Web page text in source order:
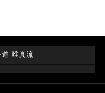
道 唯真流